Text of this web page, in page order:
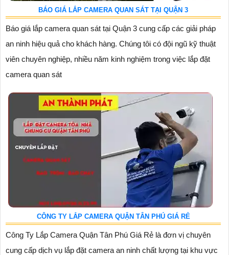
BÁO GIÁ LẮP CAMERA QUAN SÁT TẠI QUẬN 3
Báo giá lắp camera quan sát tại Quận 3 cung cấp các giải pháp
an ninh hiệu quả cho khách hàng. Chúng tôi có đội ngũ kỹ thuật
viên chuyên nghiệp, nhiều năm kinh nghiệm trong việc lắp đặt
camera quan sát
CÔNG TY LẮP CAMERA QUẬN TÂN PHÚ GIÁ RẺ
Công Ty Lắp Camera Quận Tân Phú Giá Rẻ là đơn vị chuyên
cung cấp dịch vụ lắp đặt camera an ninh chất lượng tại khu vực